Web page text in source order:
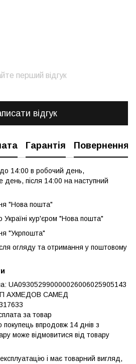
перший відгук
відгук
Гарантія Повернення
14:00 в робочий день,
день, після 14:00 на наступний
"Нова пошта"
кур'єром "Нова пошта"
"Укрпошта"
огляду та отримання у поштовому
UA093052990000026006025905143
АХМЕДОВ САМЕД
за товар
впродовж 14 днів з
може відмовитися від товару
і має товарний вигляд,